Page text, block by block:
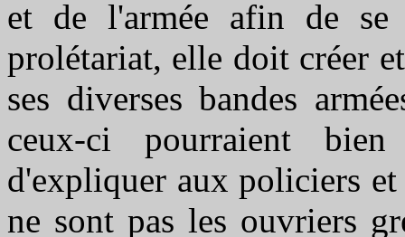
et de l'armée afin de se
prolétariat, elle doit créer
ses diverses bandes
ceux-ci pourraient
d'expliquer aux policiers
ne sont pas les ouvriers